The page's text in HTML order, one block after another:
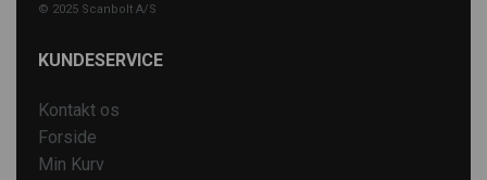
© 2025 Scanbolt A/S
KUNDESERVICE
Kontakt os
Forside
Min Kurv